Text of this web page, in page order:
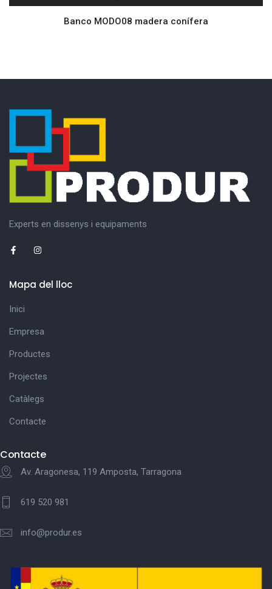
Banco MODO08 madera conífera
Experts en dissenys i equipaments
Mapa del lloc
Inici
Empresa
Productes
Projectes
Catàlegs
Contacte
Contacte
Av. Aragonesa, 119 Amposta, Tarragona
619 520 981
info@produr.es